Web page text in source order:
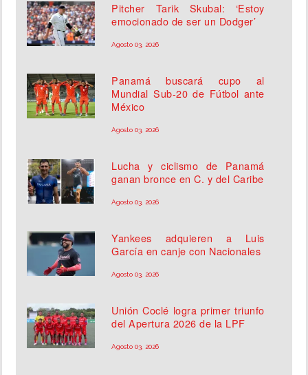
Pitcher Tarik Skubal: ‘Estoy
emocionado de ser un Dodger’
Agosto 03, 2026
Panamá buscará cupo al
Mundial Sub-20 de Fútbol ante
México
Agosto 03, 2026
Lucha y ciclismo de Panamá
ganan bronce en C. y del Caribe
Agosto 03, 2026
Yankees adquieren a Luis
García en canje con Nacionales
Agosto 03, 2026
Unión Coclé logra primer triunfo
del Apertura 2026 de la LPF
Agosto 03, 2026